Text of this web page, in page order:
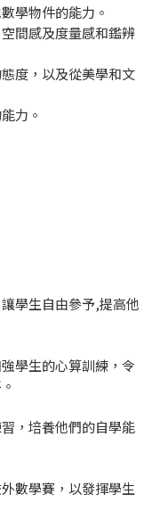
學物件的能力。
間感及度量感和鑑辨
度，以及從美學和文
力。
學生自由參予,提高他
學生的心算訓練，令
，培養他們的自學能
數學賽，以發揮學生